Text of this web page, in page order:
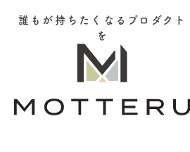
誰もが持ちたくなるプロダクト
を